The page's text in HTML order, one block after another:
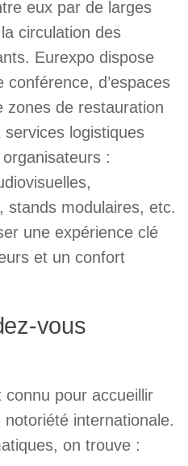
eux par de larges
circulation des
Eurexpo dispose
d’espaces
zones de restauration
logistiques
:
stands modulaires, etc.
une expérience clé
et un confort
vous
pour accueillir
notoriété internationale.
on trouve :